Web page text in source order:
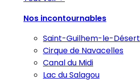
Nos incontournables
Saint-Guilhem-le-Désert
Cirque de Navacelles
Canal du Midi
Lac du Salagou